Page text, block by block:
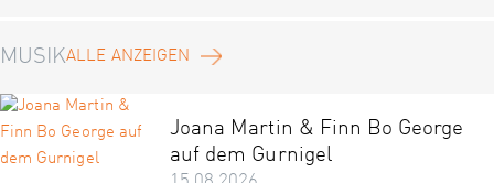
MUSIKALLE ANZEIGEN
Joana Martin & Finn Bo George
auf dem Gurnigel